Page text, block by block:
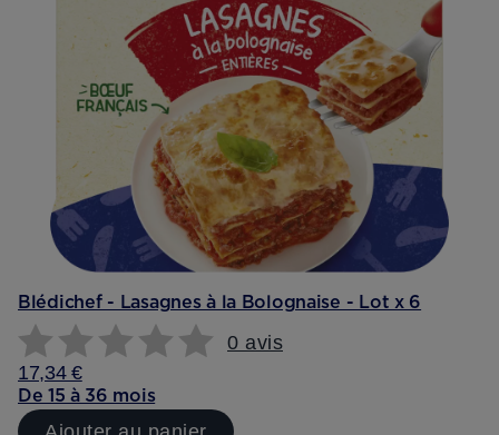
Blédichef - Lasagnes à la Bolognaise - Lot x 6
0 avis
17,34 €
De 15 à 36 mois